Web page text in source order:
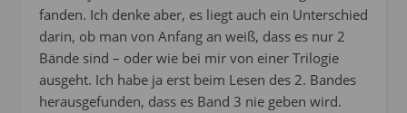
fanden. Ich denke aber, es liegt auch ein Unterschied
darin, ob man von Anfang an weiß, dass es nur 2
Bände sind – oder wie bei mir von einer Trilogie
ausgeht. Ich habe ja erst beim Lesen des 2. Bandes
herausgefunden, dass es Band 3 nie geben wird.